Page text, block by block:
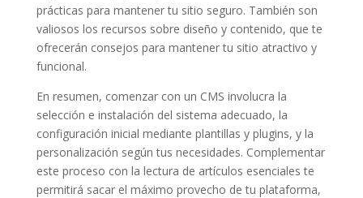
prácticas para mantener tu sitio seguro. También son
valiosos los recursos sobre diseño y contenido, que te
ofrecerán consejos para mantener tu sitio atractivo y
funcional.
En resumen, comenzar con un CMS involucra la
selección e instalación del sistema adecuado, la
configuración inicial mediante plantillas y plugins, y la
personalización según tus necesidades. Complementar
este proceso con la lectura de artículos esenciales te
permitirá sacar el máximo provecho de tu plataforma,